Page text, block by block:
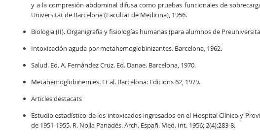
y a la compresión abdominal difusa como pruebas funcionales de
Universitat de Barcelona (Facultat de Medicina), 1956.
Biologia (II). Organigrafía y fisiologías humanas (para alumnos de
Intoxicación aguda por metahemoglobinizantes. Barcelona, 1962.
Salud. Ed. A. Fernández Cruz. Ed. Danae. Barcelona, 1970.
Metahemoglobinemies. Et al. Barcelona: Edicions 62, 1979.
Articles destacats
Estudio estadístico de los intoxicados ingresados en el Hospital Clínico y
de 1951-1955. R. Nolla Panadés. Arch. Españ. Med. Int. 1956; 2(4):283-8.